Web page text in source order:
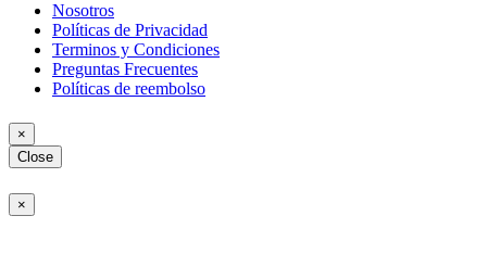
Nosotros
Políticas de Privacidad
Terminos y Condiciones
Preguntas Frecuentes
Políticas de reembolso
×
Close
×